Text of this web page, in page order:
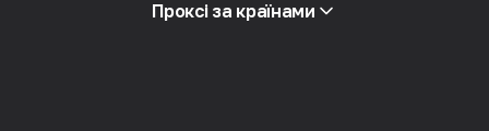
Ресейлінг
Проксі за країнами